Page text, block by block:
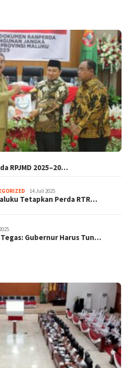
RPJMD 2025–20…
14 Juli 2025
Tetapkan Perda RTR…
Gubernur Harus Tun…